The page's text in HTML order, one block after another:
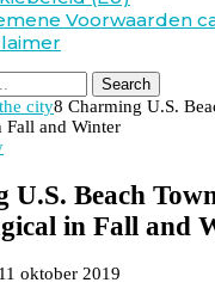
Voorwaarden
Search
city8 Charming U.S.
Fall and Winter
U.S. Beach
in Fall and
11 oktober 2019